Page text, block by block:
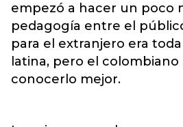
empezó a hacer un poco
pedagogía entre el
para el extranjero era
latina, pero el
conocerlo mejor.